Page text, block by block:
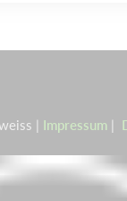
| Impressum |